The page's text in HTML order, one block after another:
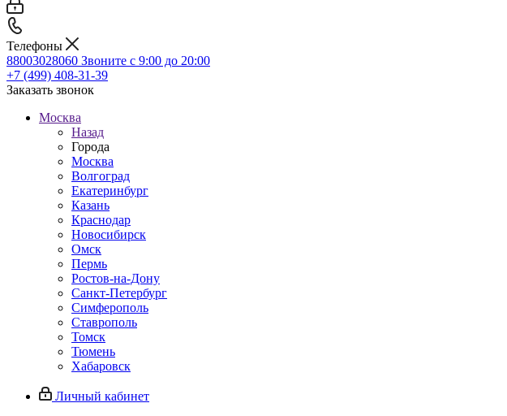
Телефоны
88003028060 Звоните с 9:00 до 20:00
+7 (499) 408-31-39
Заказать звонок
Москва
Назад
Города
Москва
Волгоград
Екатеринбург
Казань
Краснодар
Новосибирск
Омск
Пермь
Ростов-на-Дону
Санкт-Петербург
Симферополь
Ставрополь
Томск
Тюмень
Хабаровск
Личный кабинет